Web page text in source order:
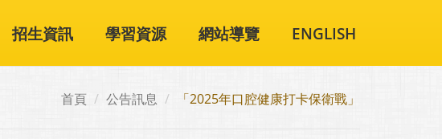
招生資訊 學習資源 網站導覽 ENGLISH
首頁 公告訊息 「2025年口腔健康打卡保衛戰」